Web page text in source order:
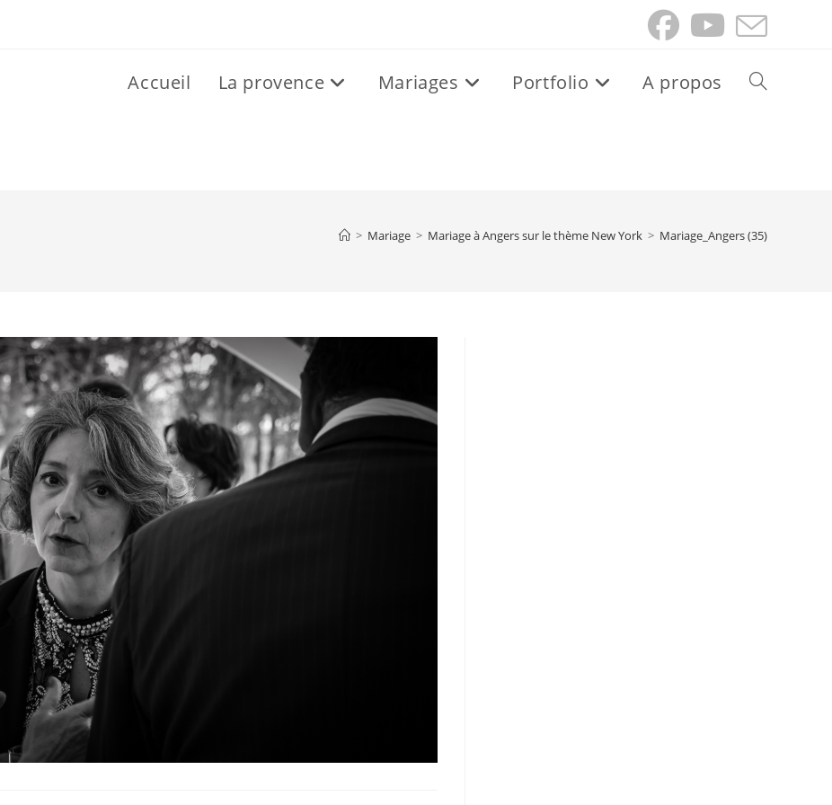
Accueil La provence Mariages Portfolio A propos Toggle
> Mariage > Mariage à Angers sur le thème New York > Mariage_Angers (35)